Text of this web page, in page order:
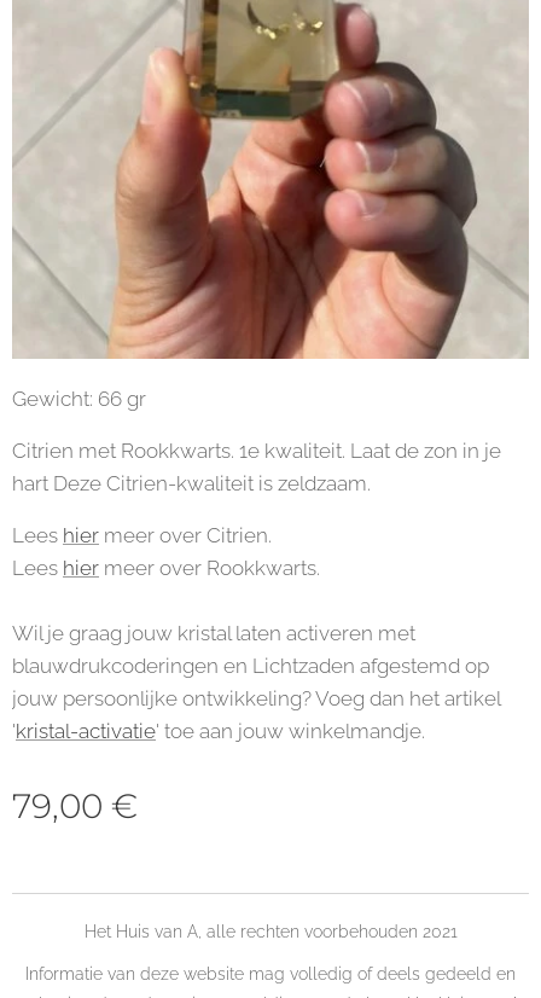
Gewicht: 66 gr
Citrien met Rookkwarts. 1e kwaliteit. Laat de zon in je
hart Deze Citrien-kwaliteit is zeldzaam.
Lees hier meer over Citrien.
Lees hier meer over Rookkwarts.
Wil je graag jouw kristal laten activeren met
blauwdrukcoderingen en Lichtzaden afgestemd op
jouw persoonlijke ontwikkeling? Voeg dan het artikel
'kristal-activatie' toe aan jouw winkelmandje.
79,00 €
Het Huis van A, alle rechten voorbehouden 2021
Informatie van deze website mag volledig of deels gedeeld en